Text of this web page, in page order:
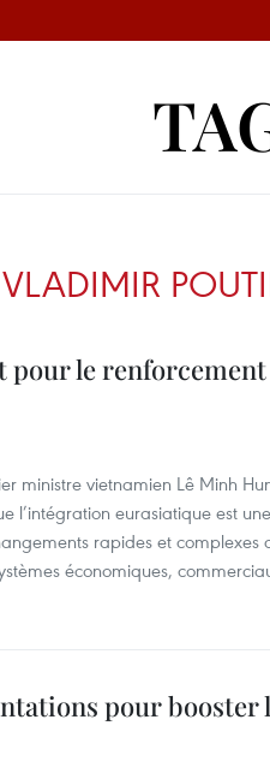
VLADIMIR
pour le
ministre vietnamien Lê Minh
l’intégration eurasiatique est
rapides et
économiques,
pour